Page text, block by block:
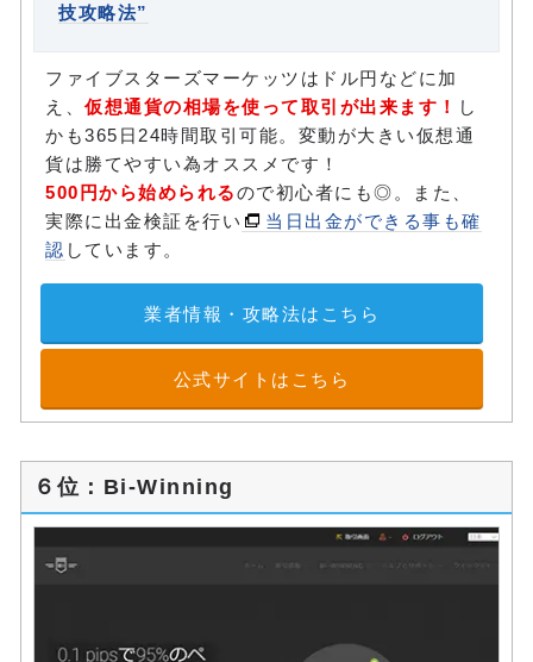
技攻略法”
ファイブスターズマーケッツはドル円などに加
え、 仮想通貨の相場を使って取引が出来ます！
し
かも365日24時間取引可能。変動が大きい仮想通
貨は勝てやすい為オススメです！
500円から始められるので初心者にも◎。また、
実際に出金検証を行い
当日出金ができる事も確
認 しています。
業者情報・攻略法はこちら
公式サイトはこちら
６位：Bi-Winning